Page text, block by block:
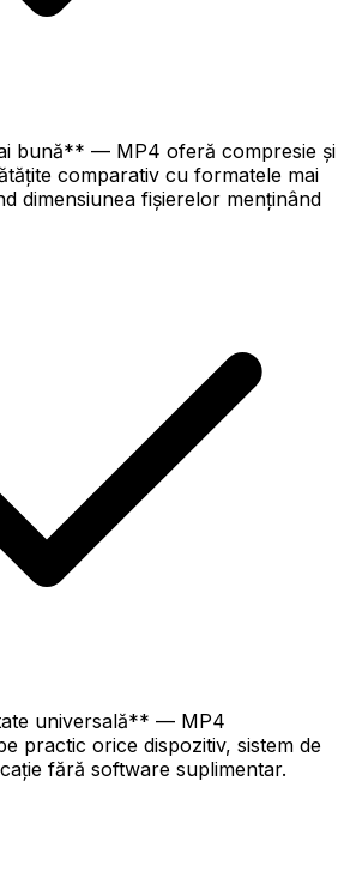
bună** — MP4 oferă compresie și
comparativ cu formatele mai
dimensiunea fișierelor menținând
universală** — MP4
practic orice dispozitiv, sistem de
fără software suplimentar.